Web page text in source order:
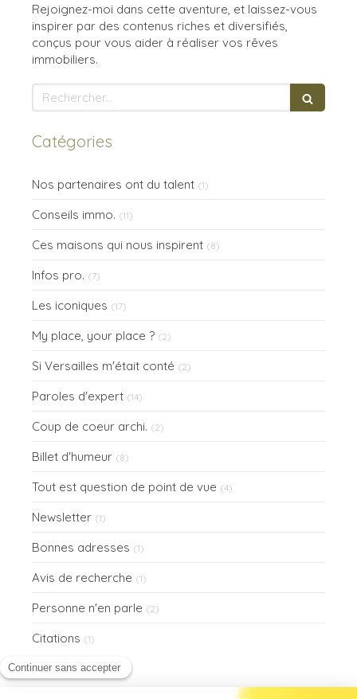
Rejoignez-moi dans cette aventure, et laissez-vous
inspirer par des contenus riches et diversifiés,
conçus pour vous aider à réaliser vos rêves
immobiliers.
Rechercher
Catégories
Nos partenaires ont du talent (1)
Conseils immo. (11)
Ces maisons qui nous inspirent (8)
Infos pro. (7)
Les iconiques (17)
My place, your place ? (2)
Si Versailles m'était conté (2)
Paroles d'expert (14)
Coup de coeur archi. (2)
Billet d'humeur (8)
Tout est question de point de vue (4)
Newsletter (1)
Bonnes adresses (1)
Avis de recherche (1)
Personne n'en parle (2)
Citations (1)